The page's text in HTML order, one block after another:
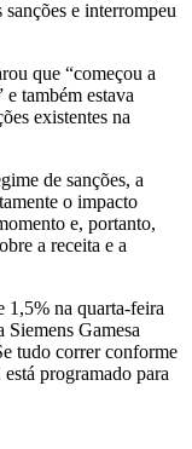
e interrompeu
que “começou a
também estava
existentes na
de sanções, a
o impacto
e, portanto,
a receita e a
1,5% na quarta-feira
Gamesa
tudo correr conforme
programado para